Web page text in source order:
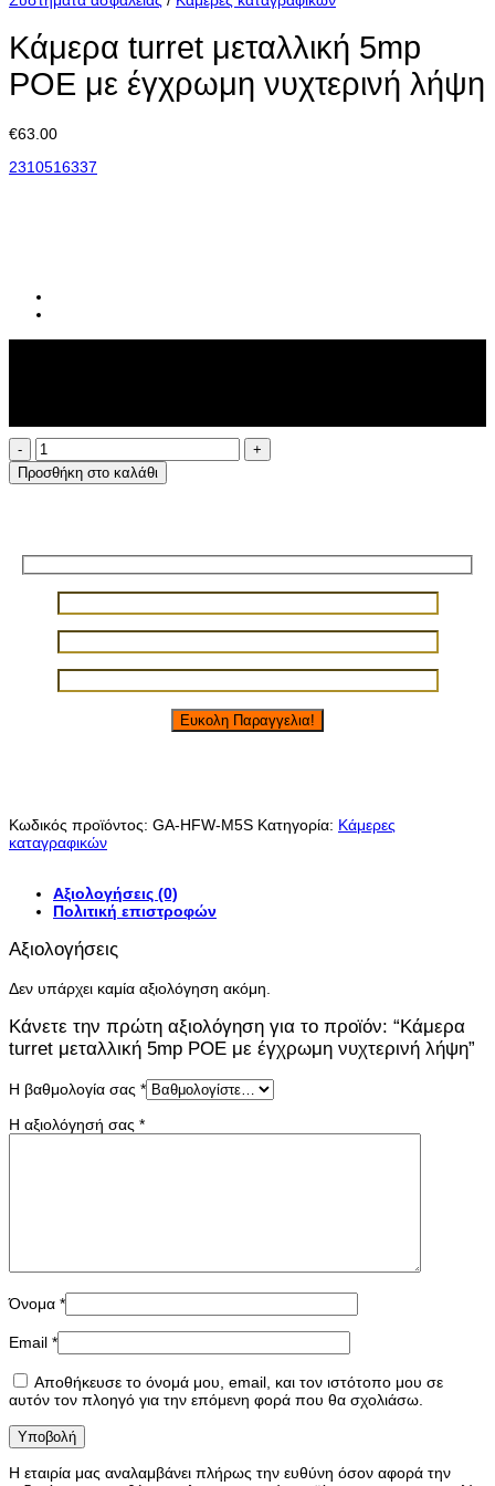
Κάμερα turret μεταλλική 5mp
POE με έγχρωμη νυχτερινή λήψη
€63.00
2310516337
Κάμερα
turret
μεταλλική
έγχρωμη
νυχτερινή
λήψη
Προσθήκη στο καλάθι
Κωδικός προϊόντος: GA-HFW-M5S Κατηγορία: Κάμερες
καταγραφικών
Αξιολογήσεις (0)
Πολιτική επιστροφών
Αξιολογήσεις
Δεν υπάρχει καμία αξιολόγηση ακόμη.
Κάνετε την πρώτη αξιολόγηση για το προϊόν: “Κάμερα
turret μεταλλική 5mp POE με έγχρωμη νυχτερινή λήψη”
Η βαθμολογία σας *
Η αξιολόγησή σας *
Όνομα *
Email *
Αποθήκευσε το όνομά μου, email, και τον ιστότοπο μου σε
αυτόν τον πλοηγό για την επόμενη φορά που θα σχολιάσω.
Η εταιρία μας αναλαμβάνει πλήρως την ευθύνη όσον αφορά την